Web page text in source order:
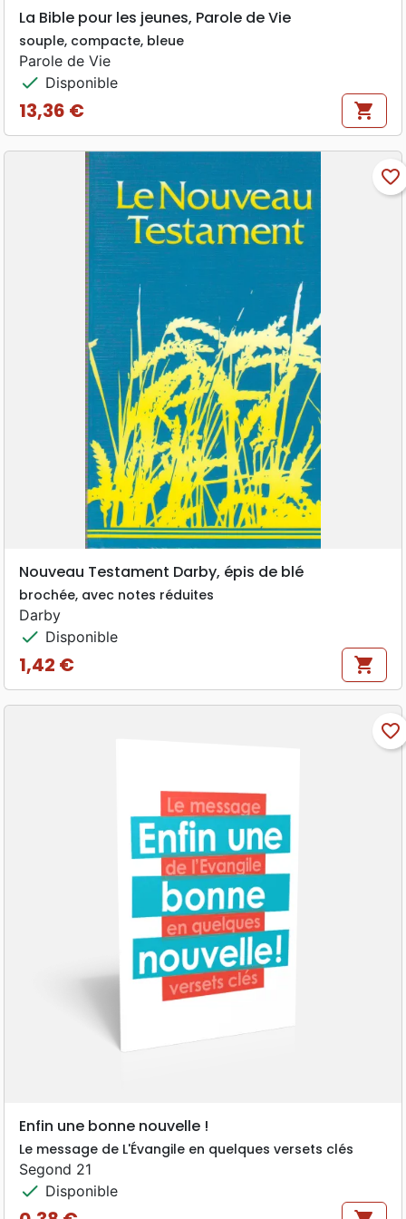
La Bible pour les jeunes, Parole de Vie
souple, compacte, bleue
Parole de Vie
check Disponible
Prix
13,36 € shopping_cart
favorite_border
Nouveau Testament Darby, épis de blé
brochée, avec notes réduites
Darby
check Disponible
Prix
1,42 € shopping_cart
favorite_border
Enfin une bonne nouvelle !
Le message de L'Évangile en quelques versets clés
Segond 21
check Disponible